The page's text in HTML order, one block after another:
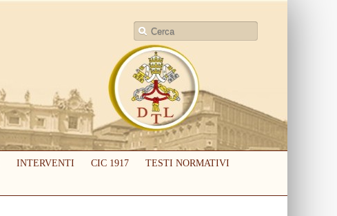
INTERVENTI CIC 1917
TESTI NORMATIVI